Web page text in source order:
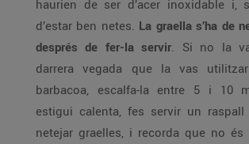
haurien de ser d’acer inoxidable i,
d’estar ben netes. La graella s’ha de
després de fer-la servir. Si no la
darrera vegada que la vas
barbacoa, escalfa-la entre 5 i 10
estigui calenta, fes servir un raspall
netejar graelles, i recorda que no és